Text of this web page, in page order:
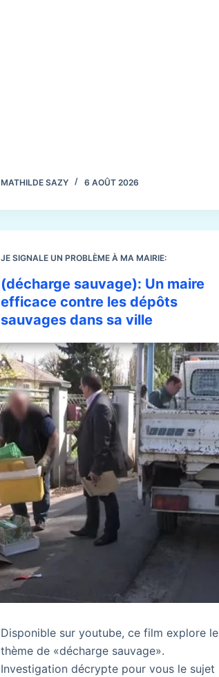
MATHILDE SAZY 6 AOÛT 2026
JE SIGNALE UN PROBLÈME À MA MAIRIE:
(décharge sauvage): Un maire
efficace contre les dépôts
sauvages dans sa ville
Disponible sur youtube, ce film explore le
thème de «décharge sauvage».
Investigation décrypte pour vous le sujet